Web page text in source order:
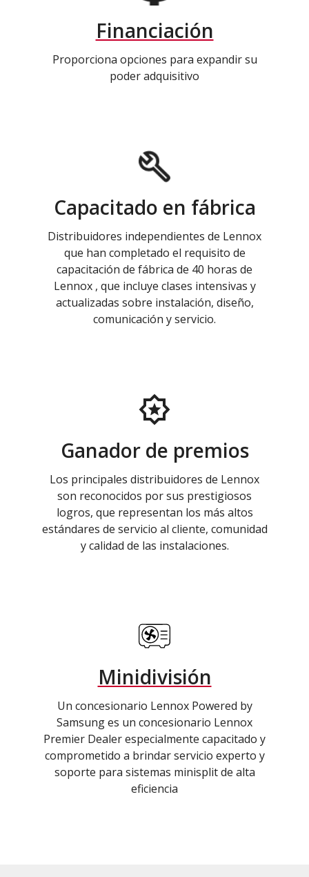
Financiación
Proporciona opciones para expandir su
poder adquisitivo
Capacitado en fábrica
Distribuidores independientes de Lennox
que han completado el requisito de
capacitación de fábrica de 40 horas de
Lennox , que incluye clases intensivas y
actualizadas sobre instalación, diseño,
comunicación y servicio.
Ganador de premios
Los principales distribuidores de Lennox
son reconocidos por sus prestigiosos
logros, que representan los más altos
estándares de servicio al cliente, comunidad
y calidad de las instalaciones.
Minidivisión
Un concesionario Lennox Powered by
Samsung es un concesionario Lennox
Premier Dealer especialmente capacitado y
comprometido a brindar servicio experto y
soporte para sistemas minisplit de alta
eficiencia